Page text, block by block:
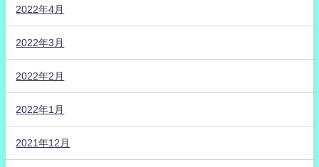
2022年4月
2022年3月
2022年2月
2022年1月
2021年12月